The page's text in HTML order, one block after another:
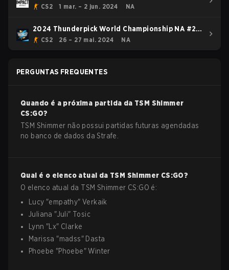
CS2 1 mar. – 2 jun. 2024 NA
2024 Thunderpick World Championship NA #2
Wildcard
CS2 26 – 27 mai. 2024 NA
PERGUNTAS FREQUENTES
Quando é a próxima partida da TSM Shimmer
CS:GO?
TSM Shimmer não possui partidas futuras agendadas
no banco de dados da Strafe.
Qual é o elenco atual da TSM Shimmer CS:GO?
O elenco atual da TSM Shimmer CS:GO é:
Lucy "empathy"Verkaik
Juliana "Juli" Tosic
Lynn " Lx" Clarke
Marissa "madss" Dasta
Phoebe "Phoebe"Winter